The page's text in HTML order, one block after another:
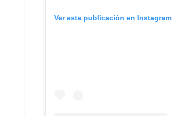
Ver esta publicación en Instagram